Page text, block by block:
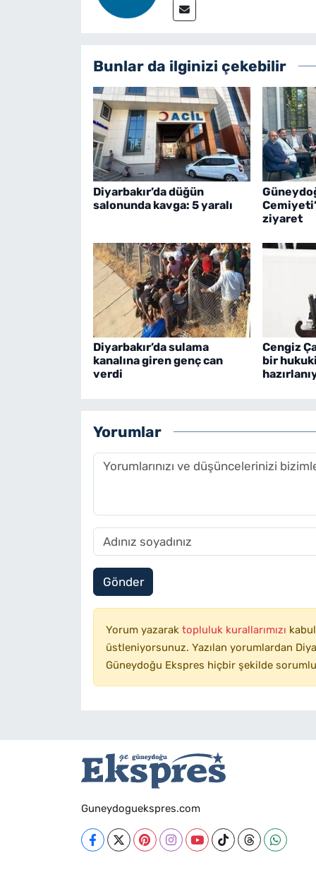
Bunlar da ilginizi çekebilir
Diyarbakır’da düğün
salonunda kavga: 5 yaralı
ziyaret
Diyarbakır’da sulama
kanalına giren genç can
verdi
Cengiz
bir
Yorumlar
Gönder
Yorum yazarak topluluk kurallarımızı
üstleniyorsunuz. Yazılan yorumlardan
Güneydoğu Ekspres hiçbir şekilde
Guneydoguekspres.com